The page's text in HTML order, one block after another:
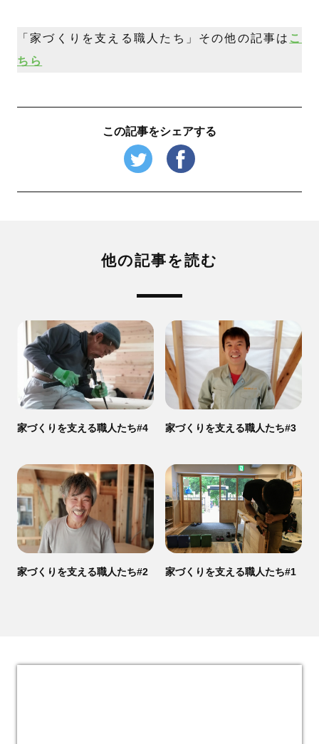
「家づくりを支える職人たち」その他の記事は こ
ちら
この記事をシェアする
他の記事を読む
家づくりを支える職人たち#4 家づくりを支える職人たち#3
家づくりを支える職人たち#2 家づくりを支える職人たち#1